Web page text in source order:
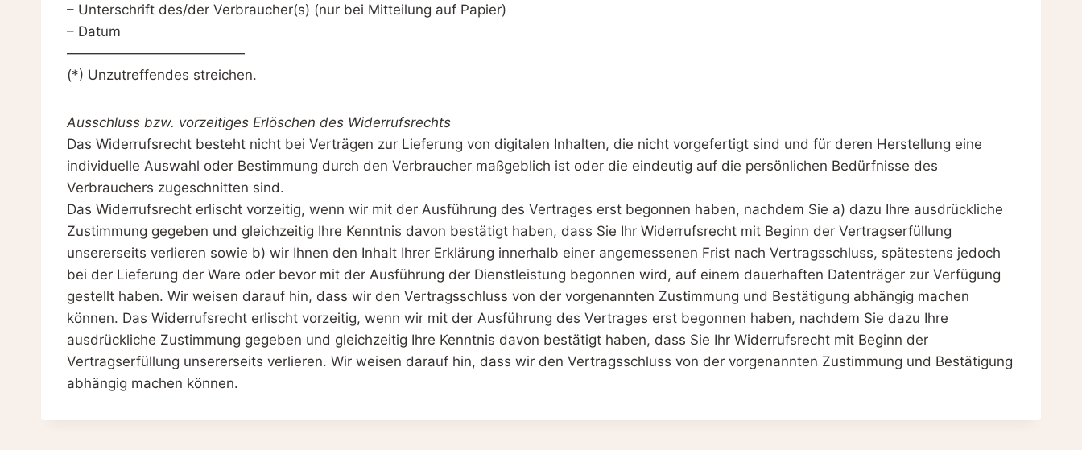
– Unterschrift des/der Verbraucher(s) (nur bei Mitteilung auf Papier)
– Datum
—————————————
(*) Unzutreffendes streichen.
Ausschluss bzw. vorzeitiges Erlöschen des Widerrufsrechts
Das Widerrufsrecht besteht nicht bei Verträgen zur Lieferung von digitalen Inhalten, die nicht vorgefertigt sind und für deren Herstellung eine
individuelle Auswahl oder Bestimmung durch den Verbraucher maßgeblich ist oder die eindeutig auf die persönlichen Bedürfnisse des
Verbrauchers zugeschnitten sind.
Das Widerrufsrecht erlischt vorzeitig, wenn wir mit der Ausführung des Vertrages erst begonnen haben, nachdem Sie a) dazu Ihre ausdrückliche
Zustimmung gegeben und gleichzeitig Ihre Kenntnis davon bestätigt haben, dass Sie Ihr Widerrufsrecht mit Beginn der Vertragserfüllung
unsererseits verlieren sowie b) wir Ihnen den Inhalt Ihrer Erklärung innerhalb einer angemessenen Frist nach Vertragsschluss, spätestens jedoch
bei der Lieferung der Ware oder bevor mit der Ausführung der Dienstleistung begonnen wird, auf einem dauerhaften Datenträger zur Verfügung
gestellt haben. Wir weisen darauf hin, dass wir den Vertragsschluss von der vorgenannten Zustimmung und Bestätigung abhängig machen
können. Das Widerrufsrecht erlischt vorzeitig, wenn wir mit der Ausführung des Vertrages erst begonnen haben, nachdem Sie dazu Ihre
ausdrückliche Zustimmung gegeben und gleichzeitig Ihre Kenntnis davon bestätigt haben, dass Sie Ihr Widerrufsrecht mit Beginn der
Vertragserfüllung unsererseits verlieren. Wir weisen darauf hin, dass wir den Vertragsschluss von der vorgenannten Zustimmung und Bestätigung
abhängig machen können.